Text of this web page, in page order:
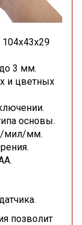
3 мм.
и цветных
основы.
мил/мм.
позволит